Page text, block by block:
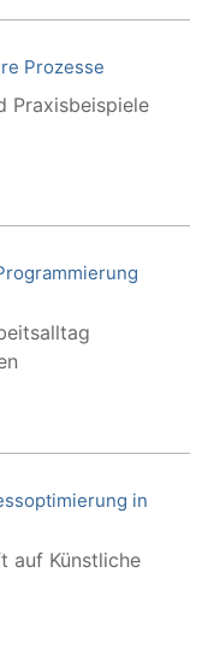
Prozesse
Praxisbeispiele
in
auf Künstliche